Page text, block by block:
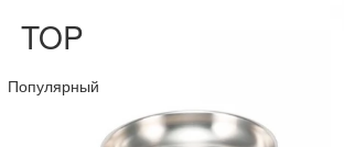
TOP
Популярный